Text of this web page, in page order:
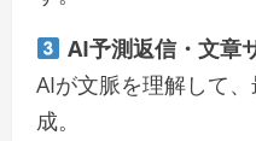
AI予測返信・文章
AIが文脈を理解して
成。